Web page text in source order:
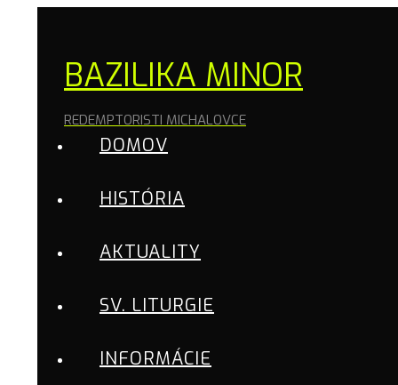
BAZILIKA MINOR
REDEMPTORISTI MICHALOVCE
DOMOV
HISTÓRIA
AKTUALITY
SV. LITURGIE
INFORMÁCIE